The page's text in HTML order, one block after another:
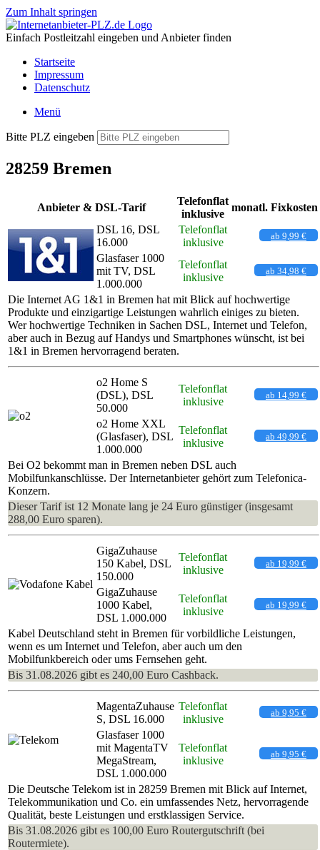
Zum Inhalt springen
Einfach Postleitzahl eingeben und Anbieter finden
Startseite
Impressum
Datenschutz
Menü
Bitte PLZ eingeben
28259 Bremen
Anbieter & DSL-Tarif
Telefonflat
inklusive
monatl. Fixkosten
DSL 16, DSL
16.000
Telefonflat
inklusive
ab 9,99 €
Glasfaser 1000
mit TV, DSL
1.000.000
Telefonflat
inklusive
ab 34,98 €
Die Internet AG 1&1 in Bremen hat mit Blick auf hochwertige
Produkte und einzigartige Leistungen wahrlich einiges zu bieten.
Wer hochwertige Techniken in Sachen DSL, Internet und Telefon,
aber auch in Bezug auf Handys und Smartphones wünscht, ist bei
1&1 in Bremen hervorragend beraten.
o2 Home S
(DSL), DSL
50.000
Telefonflat
inklusive
ab 14,99 €
o2 Home XXL
(Glasfaser), DSL
1.000.000
Telefonflat
inklusive
ab 49,99 €
Bei O2 bekommt man in Bremen neben DSL auch
Mobilfunkanschlüsse. Der Internetanbieter gehört zum Telefonica-
Konzern.
Dieser Tarif ist 12 Monate lang je 24 Euro günstiger (insgesamt
288,00 Euro sparen).
GigaZuhause
150 Kabel, DSL
150.000
Telefonflat
inklusive
ab 19,99 €
GigaZuhause
1000 Kabel,
DSL 1.000.000
Telefonflat
inklusive
ab 19,99 €
Kabel Deutschland steht in Bremen für vorbildliche Leistungen,
wenn es um Internet und Telefon, aber auch um den
Mobilfunkbereich oder ums Fernsehen geht.
Bis 31.08.2026 gibt es 240,00 Euro Cashback.
MagentaZuhause
S, DSL 16.000
Telefonflat
inklusive
ab 9,95 €
Glasfaser 1000
mit MagentaTV
MegaStream,
DSL 1.000.000
Telefonflat
inklusive
ab 9,95 €
Die Deutsche Telekom ist in 28259 Bremen mit Blick auf Internet,
Telekommunikation und Co. ein umfassendes Netz, hervorragende
Qualität, beste Leistungen und erstklassigen Service.
Bis 31.08.2026 gibt es 100,00 Euro Routergutschrift (bei
Routermiete).